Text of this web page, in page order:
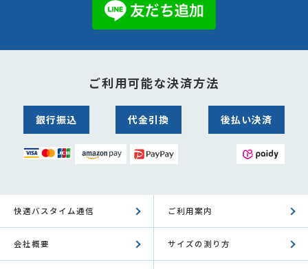
ご利用可能な決済方法
銀行振込 代金引換 後払い決済
快適バスタイム通信 ご利用案内
会社概要 サイズの測り方